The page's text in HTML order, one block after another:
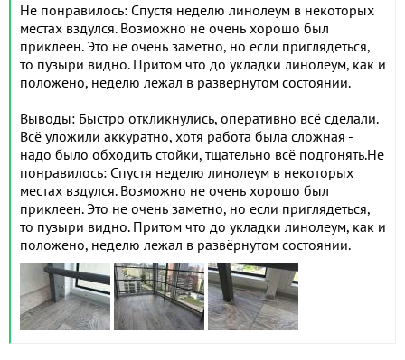
Не понравилось: Спустя неделю линолеум в некоторых
местах вздулся. Возможно не очень хорошо был
приклеен. Это не очень заметно, но если приглядеться,
то пузыри видно. Притом что до укладки линолеум, как и
положено, неделю лежал в развёрнутом состоянии.
Выводы: Быстро откликнулись, оперативно всё сделали.
Всё уложили аккуратно, хотя работа была сложная -
надо было обходить стойки, тщательно всё подгонять.Не
понравилось: Спустя неделю линолеум в некоторых
местах вздулся. Возможно не очень хорошо был
приклеен. Это не очень заметно, но если приглядеться,
то пузыри видно. Притом что до укладки линолеум, как и
положено, неделю лежал в развёрнутом состоянии.